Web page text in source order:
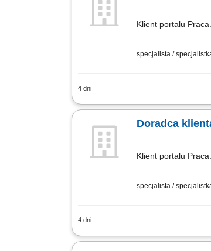
Klient portalu
specjalista /
4 dni
Pomoc klientom w
Doradca
Klient portalu
specjalista /
4 dni
Pomoc klientom w